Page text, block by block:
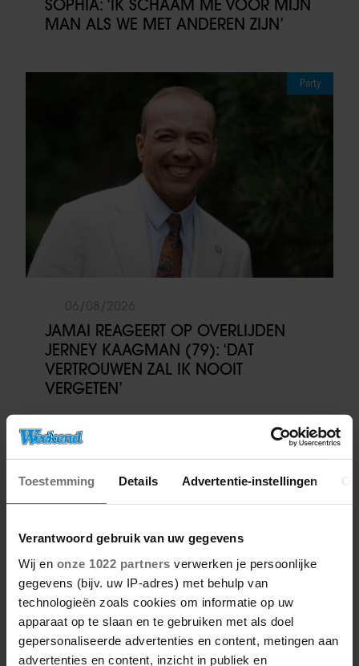
Toestemming Details Advertentie-instellingen
Verantwoord gebruik van uw gegevens
Wij en onze 1022 partners verwerken je persoonlijke
gegevens (bijv. uw IP-adres) met behulp van
technologieën zoals cookies om informatie op uw
apparaat op te slaan en te gebruiken met als doel
gepersonaliseerde advertenties en content, metingen aan
advertenties en content, inzicht in publiek en
SOPHIA: ‘IK SCHAAM ME VOOR MIJN
MAN ALS WE MET ANDEREN ZIJN’
Party
JAMAI REAGEERT OP OVERLIJDEN
JERNEY KAAGMAN (79): ‘DAT
VERTROUWEN ZAL IK NOOIT
VERGETEN’
Weekend